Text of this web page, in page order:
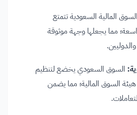
السوق المالية السعودية تتمتع
مما يجعلها وجهة موثوقة
السوق السعودي يخضع لتنظيم
السوق المالية؛ مما يضمن